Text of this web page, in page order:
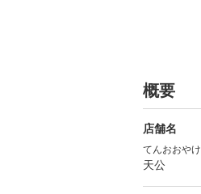
概要
店舗名
てんおおやけ
天公